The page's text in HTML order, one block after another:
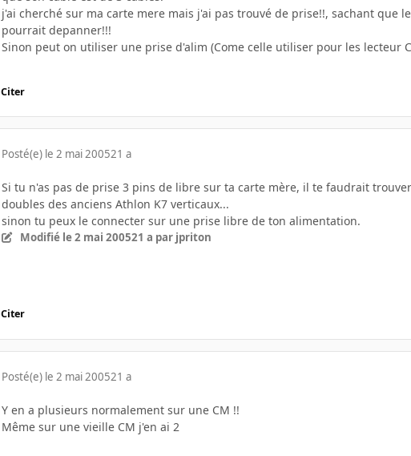
j'ai cherché sur ma carte mere mais j'ai pas trouvé de prise!!, sachant
pourrait depanner!!!
Sinon peut on utiliser une prise d'alim (Come celle utiliser pour les lecteur
Citer
Posté(e) le 2 mai 200521 a
Si tu n'as pas de prise 3 pins de libre sur ta carte mère, il te faudrait
doubles des anciens Athlon K7 verticaux...
sinon tu peux le connecter sur une prise libre de ton alimentation.
Modifié le 2 mai 200521 a par jpriton
Citer
Posté(e) le 2 mai 200521 a
Y en a plusieurs normalement sur une CM !!
Même sur une vieille CM j'en ai 2